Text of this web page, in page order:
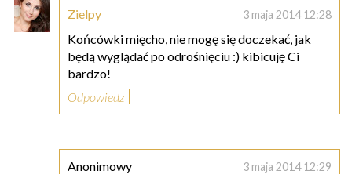
Zielpy 3 maja 2014 12:28
Końcówki mięcho, nie mogę się doczekać, jak
będą wyglądać po odrośnięciu :) kibicuję Ci
bardzo!
Odpowiedz
Anonimowy 3 maja 2014 12:29